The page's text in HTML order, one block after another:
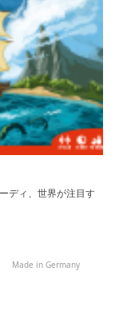
ディ、世界が注目す
Made in Germany